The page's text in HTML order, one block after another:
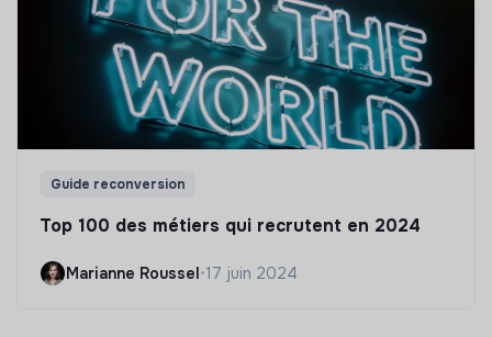
Guide reconversion
Top 100 des métiers qui recrutent en 2024
Marianne Roussel•17 juin 2024